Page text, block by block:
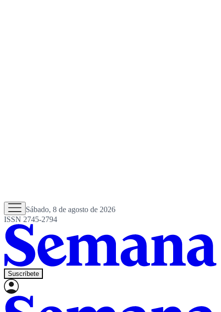
Sábado, 8 de agosto de 2026
ISSN 2745-2794
Suscríbete